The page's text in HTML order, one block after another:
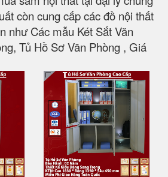
còn cung cấp các đồ nội thất
như Các mẫu Két Sắt Văn
Tủ Hồ Sơ Văn Phòng , Giá